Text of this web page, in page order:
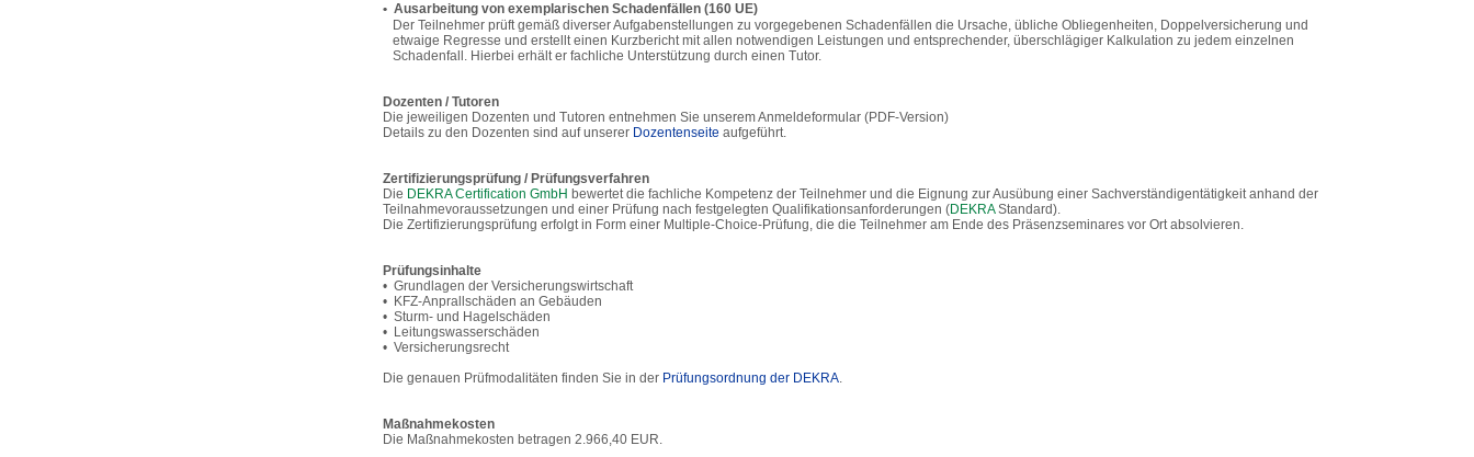
• Ausarbeitung von exemplarischen Schadenfällen (160 UE)
Der Teilnehmer prüft gemäß diverser Aufgabenstellungen zu vorgegebenen Schadenfällen die Ursache, übliche Obliegenheiten, Doppelversicherung und
etwaige Regresse und erstellt einen Kurzbericht mit allen notwendigen Leistungen und entsprechender, überschlägiger Kalkulation zu jedem einzelnen
Schadenfall. Hierbei erhält er fachliche Unterstützung durch einen Tutor.
Dozenten / Tutoren
Die jeweiligen Dozenten und Tutoren entnehmen Sie unserem Anmeldeformular (PDF-Version)
Details zu den Dozenten sind auf unserer Dozentenseite aufgeführt.
Zertifizierungsprüfung / Prüfungsverfahren
Die DEKRA Certification GmbH bewertet die fachliche Kompetenz der Teilnehmer und die Eignung zur Ausübung einer Sachverständigentätigkeit anhand der
Teilnahmevoraussetzungen und einer Prüfung nach festgelegten Qualifikationsanforderungen (DEKRAStandard).
Die Zertifizierungsprüfung erfolgt in Form einer Multiple-Choice-Prüfung, die die Teilnehmer am Ende des Präsenzseminares vor Ort absolvieren.
Prüfungsinhalte
• Grundlagen der Versicherungswirtschaft
• KFZ-Anprallschäden an Gebäuden
• Sturm- und Hagelschäden
• Leitungswasserschäden
• Versicherungsrecht
Die genauen Prüfmodalitäten finden Sie in der Prüfungsordnung der DEKRA.
Maßnahmekosten
Die Maßnahmekosten betragen 2.966,40 EUR.